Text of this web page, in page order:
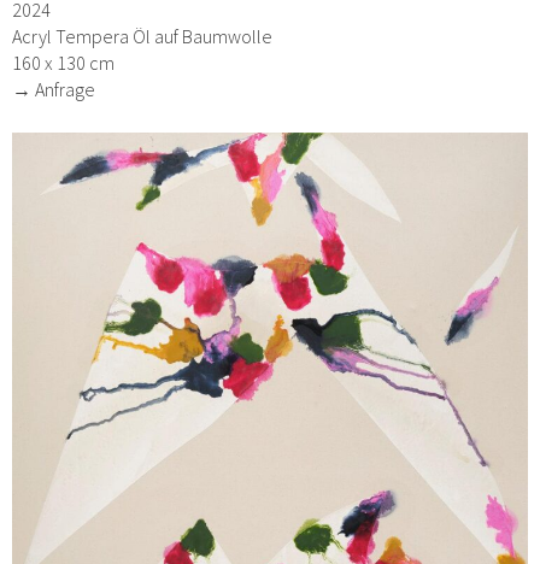
2024
Acryl Tempera Öl auf Baumwolle
160 x 130 cm
→ Anfrage